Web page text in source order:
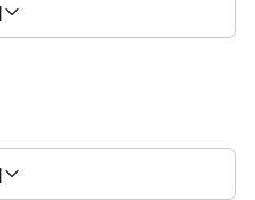
스킬과 함께.